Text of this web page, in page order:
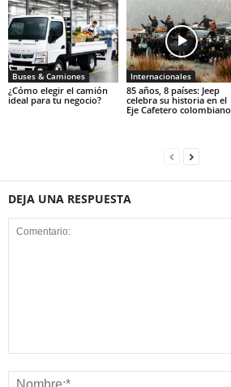
Buses & Camiones
¿Cómo elegir el camión
ideal para tu negocio?
Internacionales
85 años, 8 países: Jeep
celebra su historia en el
Eje Cafetero colombiano
DEJA UNA RESPUESTA